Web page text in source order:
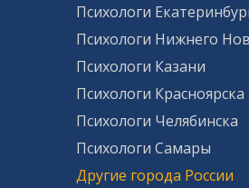
Психологи
Психологи Нижнего
Психологи Казани
Психологи Красноярска
Психологи Челябинска
Психологи Самары
Другие города России